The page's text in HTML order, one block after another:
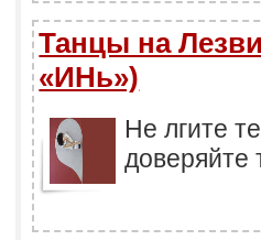
Танцы на
«ИНь»)
Не лгите